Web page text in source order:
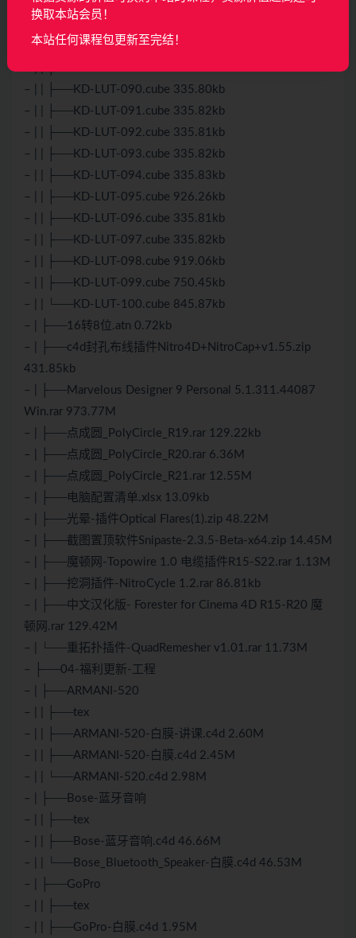
– | | ├──KD-LUT-086.cube 335.80kb
– | | ├──KD-LUT-088.cube 320.54kb
– | | ├──KD-LUT-090.cube 335.80kb
– | | ├──KD-LUT-091.cube 335.82kb
– | | ├──KD-LUT-092.cube 335.81kb
– | | ├──KD-LUT-093.cube 335.82kb
– | | ├──KD-LUT-094.cube 335.83kb
– | | ├──KD-LUT-095.cube 926.26kb
– | | ├──KD-LUT-096.cube 335.81kb
– | | ├──KD-LUT-097.cube 335.82kb
– | | ├──KD-LUT-098.cube 919.06kb
– | | ├──KD-LUT-099.cube 750.45kb
– | | └──KD-LUT-100.cube 845.87kb
– | ├──16转8位.atn 0.72kb
– | ├──c4d封孔布线插件Nitro4D+NitroCap+v1.55.zip
431.85kb
– | ├──Marvelous Designer 9 Personal 5.1.311.44087
Win.rar 973.77M
– | ├──点成圆_PolyCircle_R19.rar 129.22kb
– | ├──点成圆_PolyCircle_R20.rar 6.36M
– | ├──点成圆_PolyCircle_R21.rar 12.55M
– | ├──电脑配置清单.xlsx 13.09kb
– | ├──光晕-插件Optical Flares(1).zip 48.22M
– | ├──截图置顶软件Snipaste-2.3.5-Beta-x64.zip 14.45M
– | ├──魔顿网-Topowire 1.0 电缆插件R15-S22.rar 1.13M
– | ├──挖洞插件-NitroCycle 1.2.rar 86.81kb
– | ├──中文汉化版- Forester for Cinema 4D R15-R20 魔
顿网.rar 129.42M
– | └──重拓扑插件-QuadRemesher v1.01.rar 11.73M
– ├──04-福利更新-工程
– | ├──ARMANI-520
– | | ├──tex
– | | ├──ARMANI-520-白膜-讲课.c4d 2.60M
– | | ├──ARMANI-520-白膜.c4d 2.45M
– | | └──ARMANI-520.c4d 2.98M
– | ├──Bose-蓝牙音响
– | | ├──tex
– | | ├──Bose-蓝牙音响.c4d 46.66M
– | | └──Bose_Bluetooth_Speaker-白膜.c4d 46.53M
– | ├──GoPro
– | | ├──tex
– | | ├──GoPro-白膜.c4d 1.95M
换取本站会员！
本站任何课程包更新至完结！